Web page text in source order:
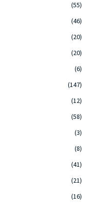
(55)
(46)
(20)
(20)
(6)
(147)
(12)
(58)
(3)
(8)
(41)
(21)
(16)